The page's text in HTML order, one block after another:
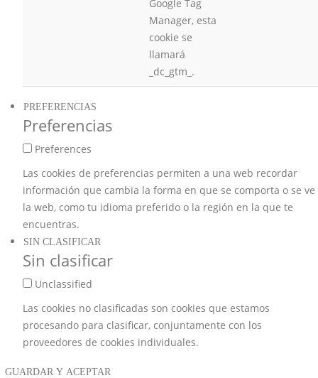
Google Tag
Manager, esta
cookie se
llamará
_dc_gtm_.
PREFERENCIAS
Preferencias
Preferences
Las cookies de preferencias permiten a una web recordar
información que cambia la forma en que se comporta o se ve
la web, como tu idioma preferido o la región en la que te
encuentras.
SIN CLASIFICAR
Sin clasificar
Unclassified
Las cookies no clasificadas son cookies que estamos
procesando para clasificar, conjuntamente con los
proveedores de cookies individuales.
GUARDAR Y ACEPTAR